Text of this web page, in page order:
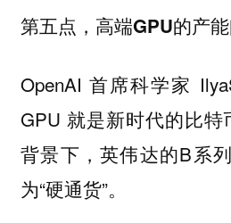
第五点，高端GPU的产能
OpenAI 首席科学家
GPU 就是新时代的比
背景下，英伟达的B系
为“硬通货”。